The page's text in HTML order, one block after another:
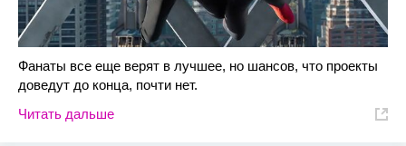
Фанаты все еще верят в лучшее, но шансов, что проекты
доведут до конца, почти нет.
Читать дальше